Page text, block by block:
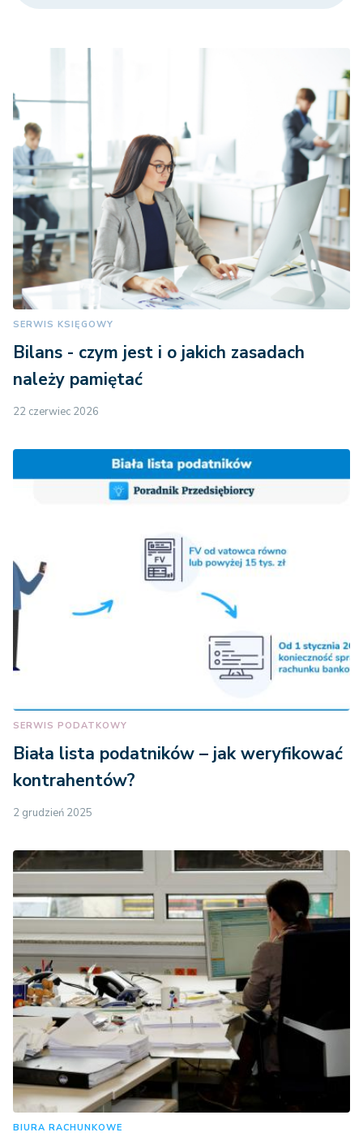
SERWIS KSIĘGOWY
Bilans - czym jest i o jakich zasadach
należy pamiętać
22 czerwiec 2026
SERWIS PODATKOWY
Biała lista podatników – jak weryfikować
kontrahentów?
2 grudzień 2025
BIURA RACHUNKOWE